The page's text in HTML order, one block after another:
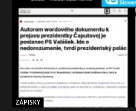
ZÁPISKY